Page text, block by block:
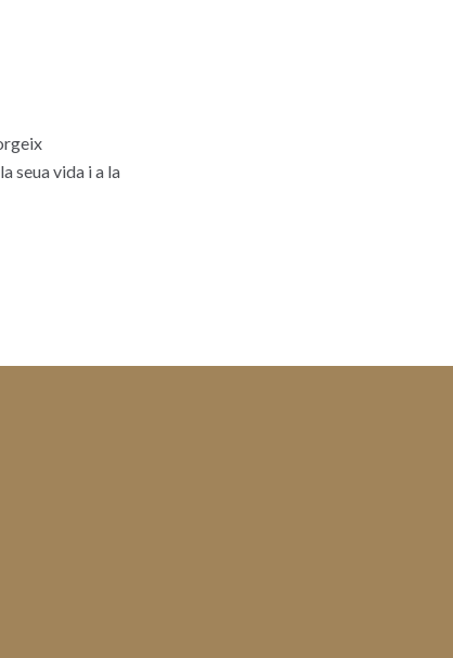
seua vida i a la